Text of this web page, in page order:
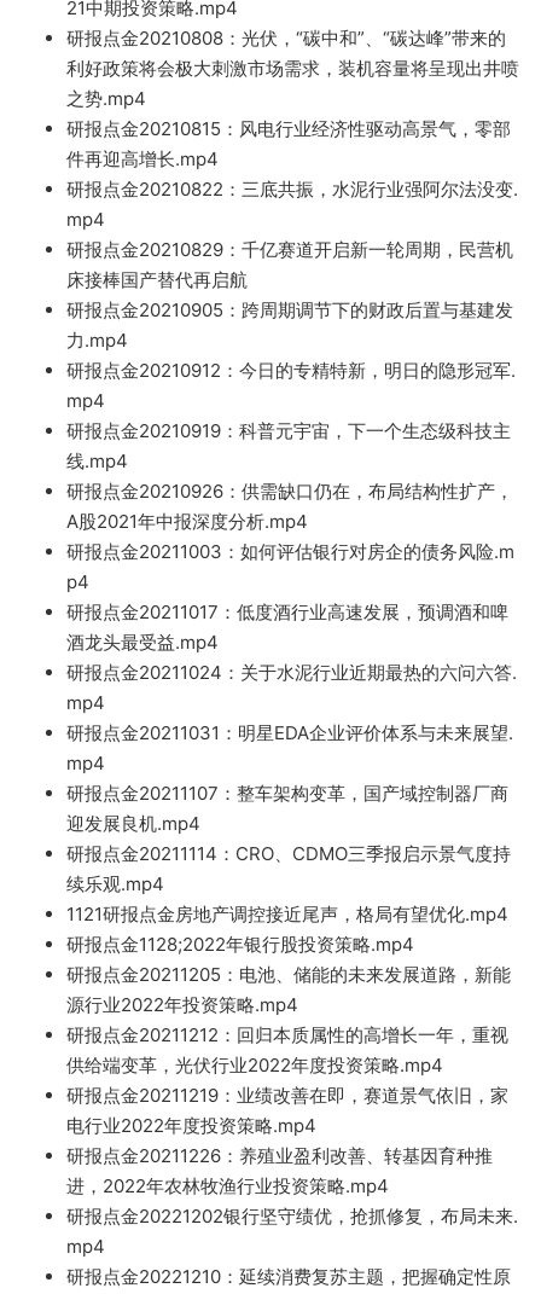
21中期投资策略.mp4
研报点金20210808：光伏，“碳中和”、“碳达峰”带来的
利好政策将会极大刺激市场需求，装机容量将呈现出井喷
之势.mp4
研报点金20210815：风电行业经济性驱动高景气，零部
件再迎高增长.mp4
研报点金20210822：三底共振，水泥行业强阿尔法没变.
mp4
研报点金20210829：千亿赛道开启新一轮周期，民营机
床接棒国产替代再启航
研报点金20210905：跨周期调节下的财政后置与基建发
力.mp4
研报点金20210912：今日的专精特新，明日的隐形冠军.
mp4
研报点金20210919：科普元宇宙， 下一个生态级科技主
线.mp4
研报点金20210926：供需缺口仍在，布局结构性扩产，
A股2021年中报深度分析.mp4
研报点金20211003：如何评估银行对房企的债务风险.m
p4
研报点金20211017：低度酒行业高速发展，预调酒和啤
酒龙头最受益.mp4
研报点金20211024：关于水泥行业近期最热的六问六答.
mp4
研报点金20211031：明星EDA企业评价体系与未来展望.
mp4
研报点金20211107：整车架构变革，国产域控制器厂商
迎发展良机.mp4
研报点金20211114：CRO、 CDMO三季报启示景气度持
续乐观.mp4
1121研报点金房地产调控接近尾声，格局有望优化.mp4
研报点金1128;2022年银行股投资策略.mp4
研报点金20211205：电池、储能的未来发展道路，新能
源行业2022年投资策略.mp4
研报点金20211212：回归本质属性的高增长一年，重视
供给端变革，光伏行业2022年度投资策略.mp4
研报点金20211219：业绩改善在即，赛道景气依旧，家
电行业2022年度投资策略.mp4
研报点金20211226：养殖业盈利改善、转基因育种推
进，2022年农林牧渔行业投资策略.mp4
研报点金20221202银行坚守绩优，抢抓修复，布局未来.
mp4
研报点金20221210：延续消费复苏主题，把握确定性原